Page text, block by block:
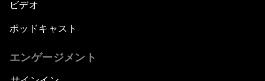
ビデオ
ポッドキャスト
エンゲージメント